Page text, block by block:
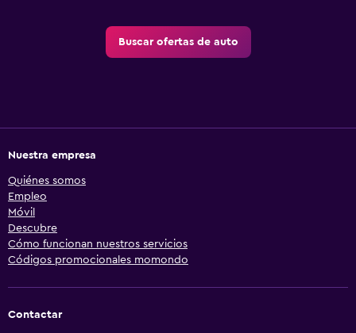
Buscar ofertas de auto
Nuestra empresa
Quiénes somos
Empleo
Móvil
Descubre
Cómo funcionan nuestros servicios
Códigos promocionales momondo
Contactar